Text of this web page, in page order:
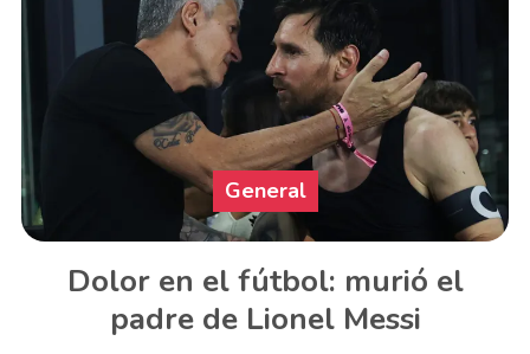
Dolor en el fútbol: murió el
padre de Lionel Messi
General